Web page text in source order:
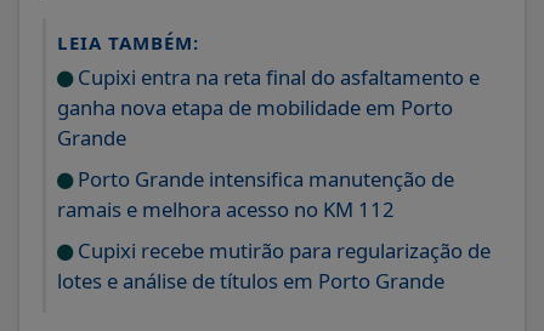
LEIA TAMBÉM:
Cupixi entra na reta final do asfaltamento e
ganha nova etapa de mobilidade em Porto
Grande
Porto Grande intensifica manutenção de
ramais e melhora acesso no KM 112
Cupixi recebe mutirão para regularização de
lotes e análise de títulos em Porto Grande